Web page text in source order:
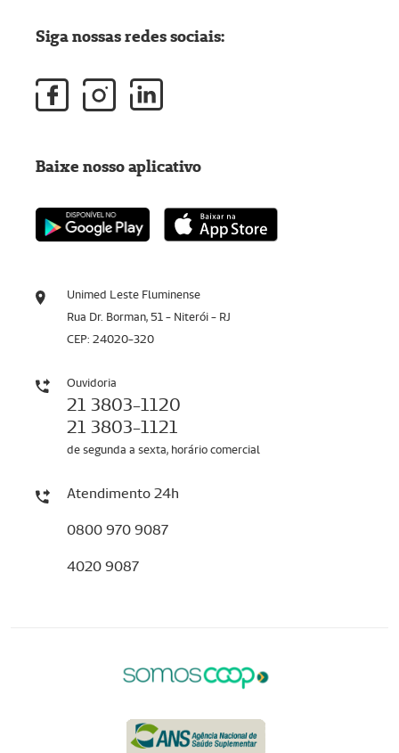
Unimed Leste Fluminense
Rua Dr. Borman, 51 - Niterói - RJ
CEP: 24020-320
Ouvidoria
21 3803-1120
21 3803-1121
de segunda a sexta, horário comercial
Atendimento 24h
0800 970 9087
4020 9087
Siga nossas redes sociais:
Baixe nosso aplicativo